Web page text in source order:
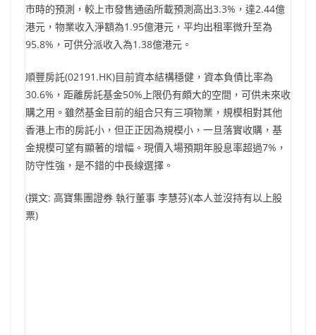
市時的預測，較上市發售通函所載預測高出3.3%，達2.44億
港元，物業收入淨額為1.95億港元，平均出租率微升至為
95.8%，可供分派收入為1.38億港元。
順豐房託(02191.HK)目前資本結構穩健，資本負債比率為
30.6%，距離房託基金50%上限仍有頗大的空間，可供未來收
購之用。雖然基金目前的組合只有三項物業，規模相對其他
香港上市的房託小，但正正因為規模小，一旦落實收購，基
金規模可望有顯著的增幅。現價入場預期年股息率超過7%，
防守性強，是不錯的中長線選擇。
(撰文: 高寶集團證券 執行董事 李慧芬)(本人並沒持有以上股
票)